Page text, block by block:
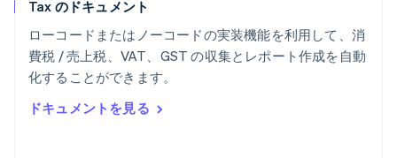
Tax のドキュメント
ローコードまたはノーコードの実装機能を利用して、消
費税 / 売上税、VAT、GST の収集とレポート作成を自動
化することができます。
ドキュメントを見る
English
リトアニア
English
リヒテンシュタイン
DeutschEnglish
ルーマニア
English